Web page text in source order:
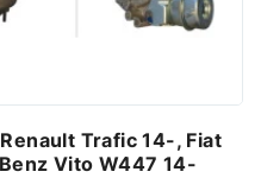
Trafic 14-, Fiat
Vito W447 14-